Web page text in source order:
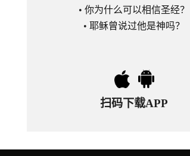
• 你为什么可以相信圣经？
• 耶稣曾说过他是神吗？
扫码下载APP